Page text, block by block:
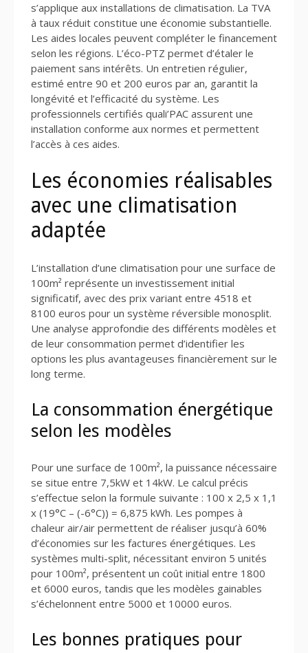
s’applique aux installations de climatisation. La TVA
à taux réduit constitue une économie substantielle.
Les aides locales peuvent compléter le financement
selon les régions. L’éco-PTZ permet d’étaler le
paiement sans intérêts. Un entretien régulier,
estimé entre 90 et 200 euros par an, garantit la
longévité et l’efficacité du système. Les
professionnels certifiés quali’PAC assurent une
installation conforme aux normes et permettent
l’accès à ces aides.
Les économies réalisables
avec une climatisation
adaptée
L’installation d’une climatisation pour une surface de
100m² représente un investissement initial
significatif, avec des prix variant entre 4518 et
8100 euros pour un système réversible monosplit.
Une analyse approfondie des différents modèles et
de leur consommation permet d’identifier les
options les plus avantageuses financièrement sur le
long terme.
La consommation énergétique
selon les modèles
Pour une surface de 100m², la puissance nécessaire
se situe entre 7,5kW et 14kW. Le calcul précis
s’effectue selon la formule suivante : 100 x 2,5 x 1,1
x (19°C – (-6°C)) = 6,875 kWh. Les pompes à
chaleur air/air permettent de réaliser jusqu’à 60%
d’économies sur les factures énergétiques. Les
systèmes multi-split, nécessitant environ 5 unités
pour 100m², présentent un coût initial entre 1800
et 6000 euros, tandis que les modèles gainables
s’échelonnent entre 5000 et 10000 euros.
Les bonnes pratiques pour